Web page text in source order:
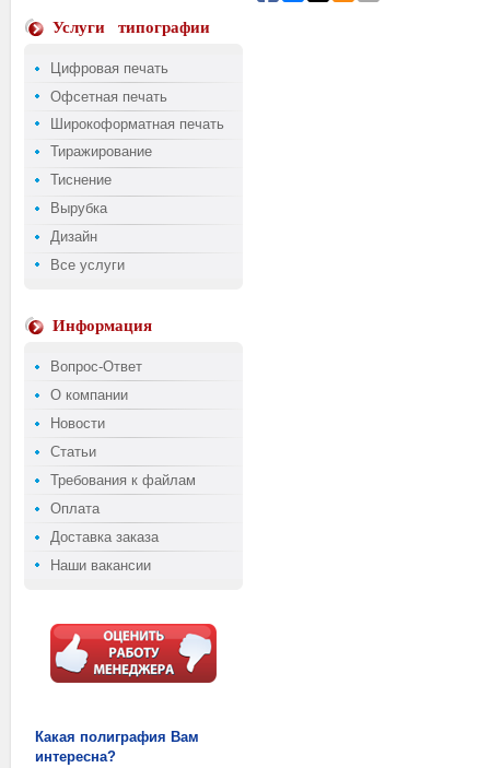
Услуги типографии
Цифровая печать
Офсетная печать
Широкоформатная печать
Тиражирование
Тиснение
Вырубка
Дизайн
Все услуги
Информация
Вопрос-Ответ
О компании
Новости
Статьи
Требования к файлам
Оплата
Доставка заказа
Наши вакансии
Какая полиграфия Вам
интересна?